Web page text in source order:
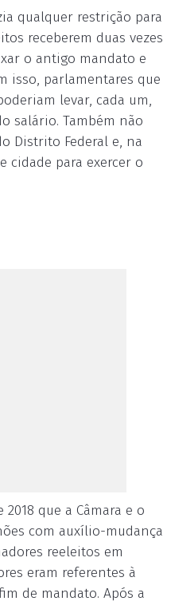
qualquer restrição para
receberem duas vezes
o antigo mandato e
isso, parlamentares que
levar, cada um,
salário. Também não
Distrito Federal e, na
cidade para exercer o
que a Câmara e o
com auxílio-mudança
reeleitos em
eram referentes à
de mandato. Após a